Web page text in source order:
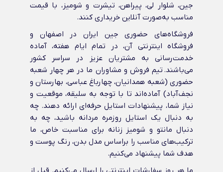
جین، شلوار لی، پیراهن، تیشرت و شومیز، با قیمت
مناسب به‌صورت آنلاین خریداری کنند.
فروشگاه‌های حضوری جین ایران در اصفهان و
فروشگاه اینترنتی آن، در تمام ایام هفته، آماده
خدمت‌رسانی به مشتریان عزیز در سراسر کشور
می‌باشند. تیم فروش و مشاوران ما در هر چهار شعبه
حضوری (شعبه همدانیان، چهارباغ عباسی، بهارستان و
نجف‌آباد) آماده‌اند تا با توجه به سلیقه، موقعیت و
نیاز شما، پیشنهادات استایل حرفه‌ای ارائه دهند. چه
به دنبال یک استایل روزمره مردانه باشید، چه به
دنبال مانتو و شومیز زنانه برای مناسبت خاص، ما
ترکیب‌های مناسب را براساس مدل بدن، رنگ پوست و
هدف شما پیشنهاد می‌کنیم.